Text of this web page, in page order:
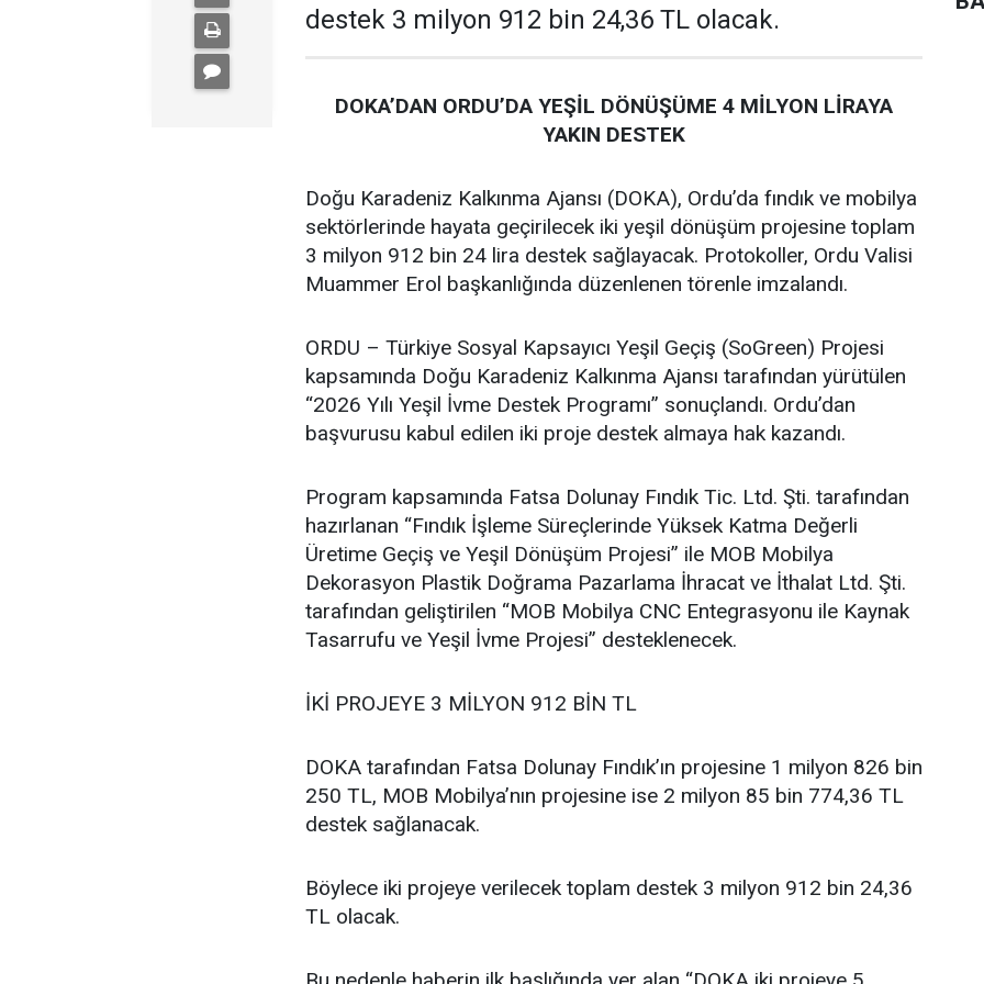
destek 3 milyon 912 bin 24,36 TL olacak.
DOKA’DAN ORDU’DA YEŞİL DÖNÜŞÜME 4 MİLYON LİRAYA
YAKIN DESTEK
Doğu Karadeniz Kalkınma Ajansı (DOKA), Ordu’da fındık ve mobilya
sektörlerinde hayata geçirilecek iki yeşil dönüşüm projesine toplam
3 milyon 912 bin 24 lira destek sağlayacak. Protokoller, Ordu Valisi
Muammer Erol başkanlığında düzenlenen törenle imzalandı.
ORDU – Türkiye Sosyal Kapsayıcı Yeşil Geçiş (SoGreen) Projesi
kapsamında Doğu Karadeniz Kalkınma Ajansı tarafından yürütülen
“2026 Yılı Yeşil İvme Destek Programı” sonuçlandı. Ordu’dan
başvurusu kabul edilen iki proje destek almaya hak kazandı.
Program kapsamında Fatsa Dolunay Fındık Tic. Ltd. Şti. tarafından
hazırlanan “Fındık İşleme Süreçlerinde Yüksek Katma Değerli
Üretime Geçiş ve Yeşil Dönüşüm Projesi” ile MOB Mobilya
Dekorasyon Plastik Doğrama Pazarlama İhracat ve İthalat Ltd. Şti.
tarafından geliştirilen “MOB Mobilya CNC Entegrasyonu ile Kaynak
Tasarrufu ve Yeşil İvme Projesi” desteklenecek.
İKİ PROJEYE 3 MİLYON 912 BİN TL
DOKA tarafından Fatsa Dolunay Fındık’ın projesine 1 milyon 826 bin
250 TL, MOB Mobilya’nın projesine ise 2 milyon 85 bin 774,36 TL
destek sağlanacak.
Böylece iki projeye verilecek toplam destek 3 milyon 912 bin 24,36
TL olacak.